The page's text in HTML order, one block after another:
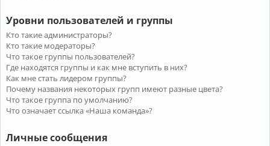
Уровни пользователей и группы
Кто такие администраторы?
Кто такие модераторы?
Что такое группы пользователей?
Где находятся группы и как мне вступить в них?
Как мне стать лидером группы?
Почему названия некоторых групп имеют разные цвета?
Что такое группа по умолчанию?
Что означает ссылка «Наша команда»?
Личные сообщения